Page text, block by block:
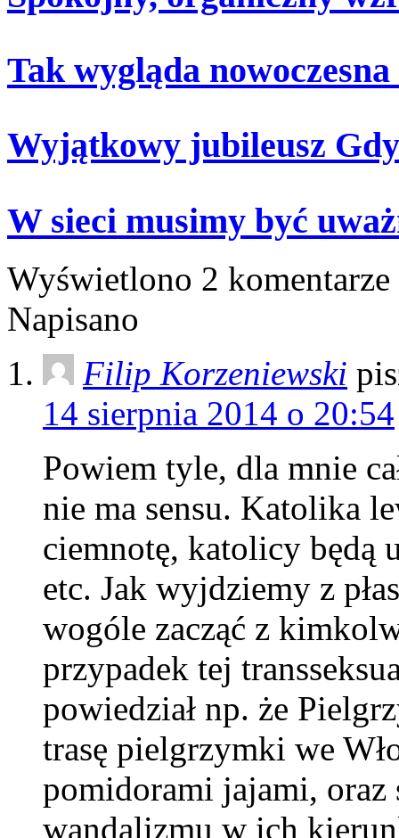
Tak wygląda
Wyjątkowy jubileusz
W sieci musimy być
Wyświetlono 2 komentarze
Napisano
Filip Korzeniewski
14 sierpnia 2014 o 20:54
Powiem tyle, dla mnie
nie ma sensu. Katolika
ciemnotę, katolicy będą
etc. Jak wyjdziemy z
wogóle zacząć z
przypadek tej
powiedział np. że
trasę pielgrzymki we
pomidorami jajami,
wandalizmu w ich